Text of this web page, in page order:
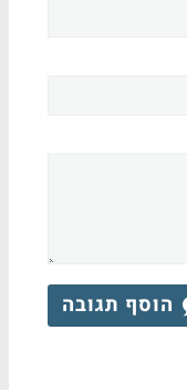
הוסף תגובה